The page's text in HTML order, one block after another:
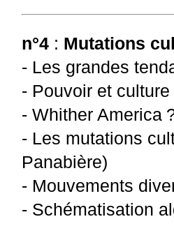
n°4 : Mutations
- Les grandes
- Pouvoir et
- Whither America
- Les mutations
Panabière)
- Mouvements
- Schématisation